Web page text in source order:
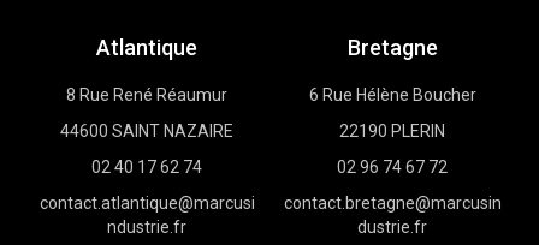
Atlantique
8 Rue René Réaumur
44600 SAINT NAZAIRE
02 40 17 62 74
contact.atlantique@marcusi
ndustrie.fr
Bretagne
6 Rue Hélène Boucher
22190 PLERIN
02 96 74 67 72
contact.bretagne@marcusin
dustrie.fr